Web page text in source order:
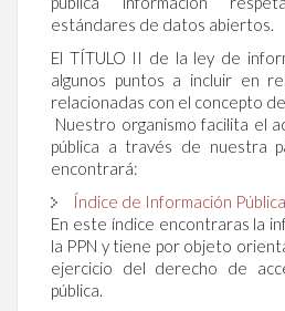
estándares de datos abiertos.
El TÍTULO II de la ley de
algunos puntos a incluir en
relacionadas con el concepto
Nuestro organismo facilita el
pública a través de nuestra
encontrará:
Índice de Información Pública
En este índice encontraras la
la PPN y tiene por objeto
ejercicio del derecho de
pública.